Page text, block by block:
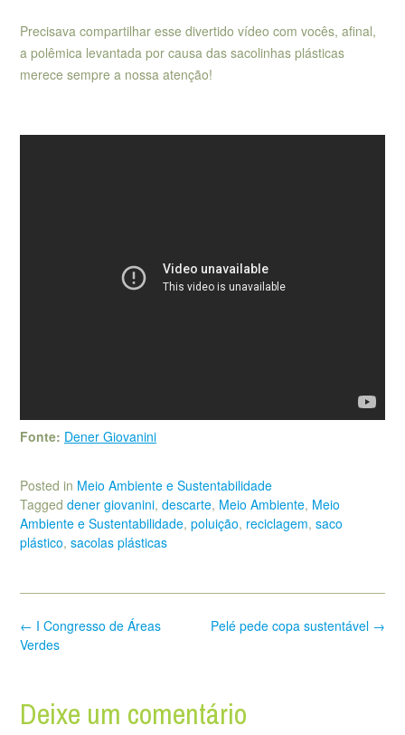
Precisava compartilhar esse divertido vídeo com vocês, afinal,
a polêmica levantada por causa das sacolinhas plásticas
merece sempre a nossa atenção!
Fonte: Dener Giovanini
Posted in Meio Ambiente e Sustentabilidade
Tagged dener giovanini, descarte, Meio Ambiente, Meio
Ambiente e Sustentabilidade, poluição, reciclagem, saco
plástico, sacolas plásticas
Post
navigation
Pelé pede copa sustentável →
← I Congresso de Áreas
Verdes
Deixe um comentário